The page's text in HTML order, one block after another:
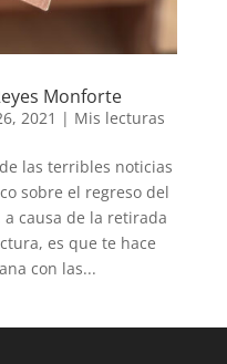
Monforte
2021 | Mis lecturas
las terribles noticias
sobre el regreso del
causa de la retirada
es que te hace
con las...